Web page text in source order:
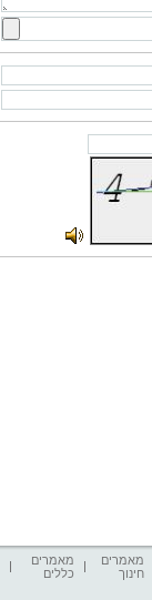
מאמרים
חינוך
מאמרים
כללים